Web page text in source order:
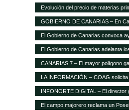
Seguridad Alimentaria de AVESA
Evolución del precio de materias
enero
GOBIERNO DE CANARIAS – En
El Gobierno de Canarias convoca
millones de euros
El Gobierno de Canarias adelanta
del POSEI ganadero
CANARIAS 7 – El mayor polígono
Corralillos
LA INFORMACIÓN – COAG
tengan el mismo porcentaje de
INFONORTE DIGITAL – El
de Canarias visita La Aldea
El campo majorero reclama un